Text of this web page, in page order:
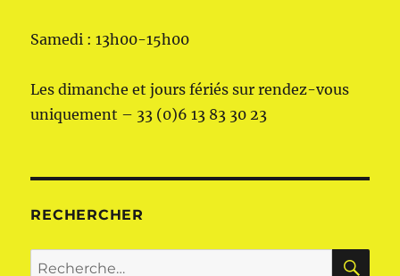
Samedi : 13h00-15h00
Les dimanche et jours fériés sur rendez-vous
uniquement – 33 (0)6 13 83 30 23
RECHERCHER
Recherche